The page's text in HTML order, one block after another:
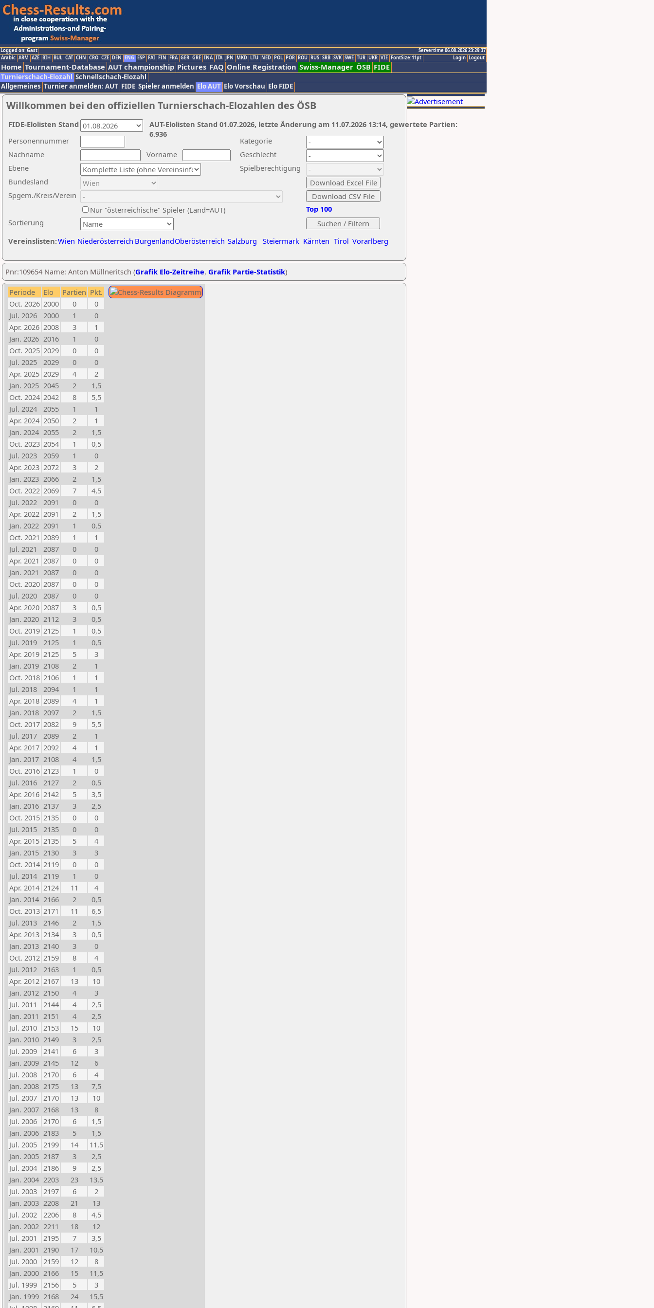
Logged on: Gast
Servertime 06.08.2026 23:29:37
Logout
Login
Arabic ARM AZE BIH BUL CAT CHN CRO CZE DEN ENG ESP FAI FIN FRA GER GRE INA ITA JPN MKD LTU NED POL POR ROU RUS SRB SVK SWE TUR UKR VIE FontSize:11pt
Home Tournament-Database AUT championship Pictures FAQ Online Registration Swiss-Manager ÖSB FIDE
Turnierschach-Elozahl Schnellschach-Elozahl
Allgemeines Turnier anmelden: AUT FIDE Spieler anmelden Elo AUT Elo Vorschau Elo FIDE
Willkommen bei den offiziellen Turnierschach-Elozahlen des ÖSB
Nachname
Vorname
Ebene
Kategorie
Sortierung
Personennummer
Bundesland
Spgem./Kreis/Verein
Geschlecht
Nur "österreichische" Spieler (Land=AUT)
Spielberechtigung
Vereinslisten:Wien Niederösterreich BurgenlandOberösterreich Salzburg Steiermark Kärnten Tirol Vorarlberg
Top 100
AUT-Elolisten Stand 01.07.2026, letzte Änderung am 11.07.2026 13:14, gewertete Partien:
6.936
FIDE-Elolisten Stand
Pnr:109654 Name: Anton Müllneritsch (Grafik Elo-Zeitreihe, Grafik Partie-Statistik)
Periode Elo Partien Pkt.
Oct. 2026 2000 0
0
Jul. 2026
2000 1
0
Apr. 2026 2008 3
1
Jan. 2026 2016 1
0
Oct. 2025 2029 0
0
Jul. 2025
2029 0
0
Apr. 2025 2029 4
2
Jan. 2025 2045 2
1,5
Oct. 2024 2042 8
5,5
Jul. 2024
2055 1
1
Apr. 2024 2050 2
1
Jan. 2024 2055 2
1,5
Oct. 2023 2054 1
0,5
Jul. 2023
2059 1
0
Apr. 2023 2072 3
2
Jan. 2023 2066 2
1,5
Oct. 2022 2069 7
4,5
Jul. 2022
2091 0
0
Apr. 2022 2091 2
1,5
Jan. 2022 2091 1
0,5
Oct. 2021 2089 1
1
Jul. 2021
2087 0
0
Apr. 2021 2087 0
0
Jan. 2021 2087 0
0
Oct. 2020 2087 0
0
Jul. 2020
2087 0
0
Apr. 2020 2087 3
0,5
Jan. 2020 2112 3
0,5
Oct. 2019 2125 1
0,5
Jul. 2019
2125 1
0,5
Apr. 2019 2125 5
3
Jan. 2019 2108 2
1
Oct. 2018 2106 1
1
Jul. 2018
2094 1
1
Apr. 2018 2089 4
1
Jan. 2018 2097 2
1,5
Oct. 2017 2082 9
5,5
Jul. 2017
2089 2
1
Apr. 2017 2092 4
1
Jan. 2017 2108 4
1,5
Oct. 2016 2123 1
0
Jul. 2016
2127 2
0,5
Apr. 2016 2142 5
3,5
Jan. 2016 2137 3
2,5
Oct. 2015 2135 0
0
Jul. 2015
2135 0
0
Apr. 2015 2135 5
4
Jan. 2015 2130 3
3
Oct. 2014 2119 0
0
Jul. 2014
2119 1
0
Apr. 2014 2124 11
4
Jan. 2014 2166 2
0,5
Oct. 2013 2171 11
6,5
Jul. 2013
2146 2
1,5
Apr. 2013 2134 3
0,5
Jan. 2013 2140 3
0
Oct. 2012 2159 8
4
Jul. 2012
2163 1
0,5
Apr. 2012 2167 13
10
Jan. 2012 2150 4
3
Jul. 2011
2144 4
2,5
Jan. 2011 2151 4
2,5
Jul. 2010
2153 15
10
Jan. 2010 2149 3
2,5
Jul. 2009
2141 6
3
Jan. 2009 2145 12
6
Jul. 2008
2170 6
4
Jan. 2008 2175 13
7,5
Jul. 2007
2170 13
10
Jan. 2007 2168 13
8
Jul. 2006
2170 6
1,5
Jan. 2006 2183 5
1,5
Jul. 2005
2199 14
11,5
Jan. 2005 2187 3
2,5
Jul. 2004
2186 9
2,5
Jan. 2004 2203 23
13,5
Jul. 2003
2197 6
2
Jan. 2003 2208 21
13
Jul. 2002
2206 8
4,5
Jan. 2002 2211 18
12
Jul. 2001
2195 7
3,5
Jan. 2001 2190 17
10,5
Jul. 2000
2159 12
8
Jan. 2000 2166 15
11,5
Jul. 1999
2156 5
3
Jan. 1999 2168 24
15,5